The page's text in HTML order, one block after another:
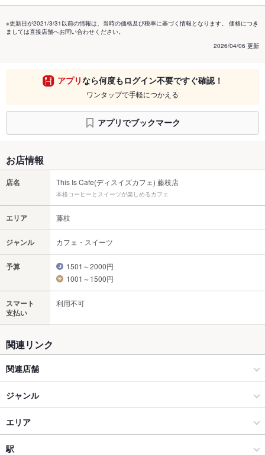
※更新日が2021/3/31以前の情報は、当時の価格及び税率に基づく情報となります。 価格につき
ましては直接店舗へお問い合わせください。
2026/04/06 更新
アプリなら何度もログイン不要ですぐ確認！
ワンタップで手軽につかえる
アプリでブックマーク
お店情報
店名 This Is Cafe(ディスイズカフェ) 藤枝店
本格コーヒーとスイーツが楽しめるカフェ
エリア 藤枝
ジャンル カフェ・スイーツ
予算
1501～2000円
1001～1500円
スマート
支払い
利用不可
関連リンク
関連店舗
ディスイズカフェ This Is Cafe
This Is Cafe (ディスイズカフェ) 袋井店
ジャンル
カフェ・スイーツ
カフェ
エリア
藤枝
駅